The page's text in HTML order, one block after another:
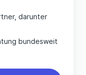
darunter
bundesweit